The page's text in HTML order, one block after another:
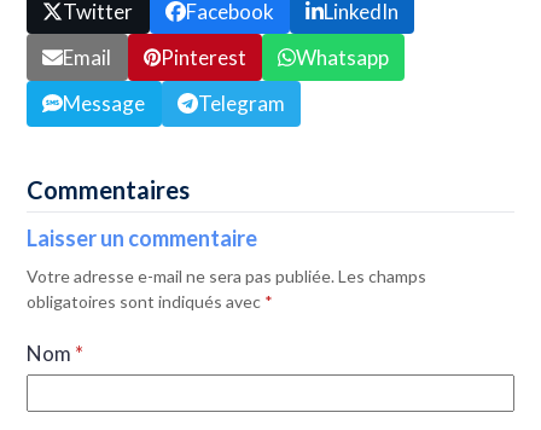
Twitter Facebook
LinkedIn
Email
Pinterest
Whatsapp
Message
Telegram
Commentaires
Laisser un commentaire
Votre adresse e-mail ne sera pas publiée. Les champs
obligatoires sont indiqués avec *
Nom *